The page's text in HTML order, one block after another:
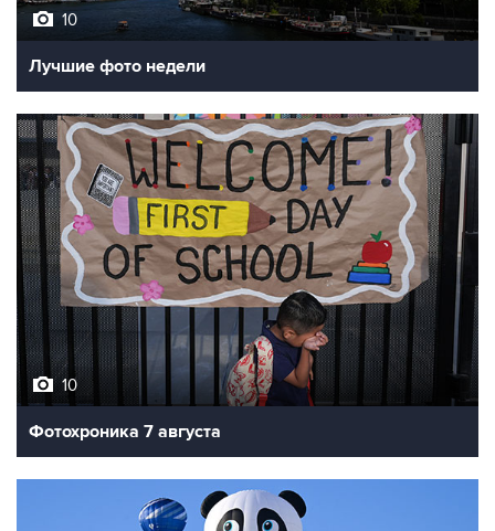
10
Лучшие фото недели
10
Фотохроника 7 августа